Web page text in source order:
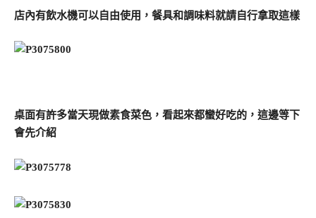
店內有飲水機可以自由使用，餐具和調味料就請自行拿取這樣
桌面有許多當天現做素食菜色，看起來都蠻好吃的，這邊等下
會先介紹